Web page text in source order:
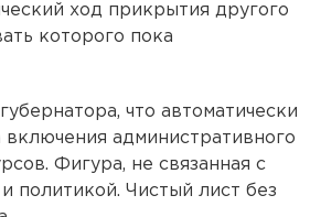
ход прикрытия другого
которого пока
что автоматически
административного
Фигура, не связанная с
политикой. Чистый лист без